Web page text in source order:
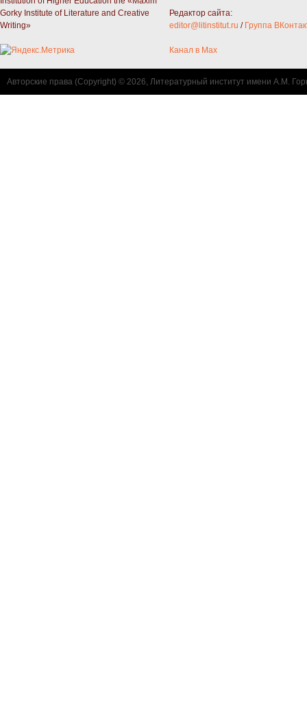
Gorky Institute of Literature and Creative
Writing»
Редактор сайта:
editor@litinstitut.ru / Группа
Канал в Max
Авторские права (Copyright) © 2026, Литературный институт имени А.М.